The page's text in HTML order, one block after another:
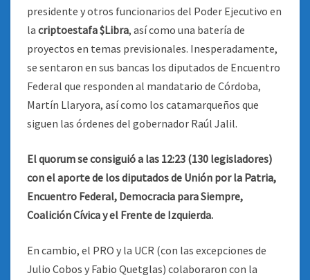
presidente y otros funcionarios del Poder Ejecutivo en
la criptoestafa $Libra, así como una batería de
proyectos en temas previsionales. Inesperadamente,
se sentaron en sus bancas los diputados de Encuentro
Federal que responden al mandatario de Córdoba,
Martín Llaryora, así como los catamarqueños que
siguen las órdenes del gobernador Raúl Jalil.
El quorum se consiguió a las 12:23 (130 legisladores)
con el aporte de los diputados de Unión por la Patria,
Encuentro Federal, Democracia para Siempre,
Coalición Cívica y el Frente de Izquierda.
En cambio, el PRO y la UCR (con las excepciones de
Julio Cobos y Fabio Quetglas) colaboraron con la